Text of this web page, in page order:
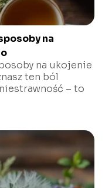
na
na ukojenie
ten ból
– to